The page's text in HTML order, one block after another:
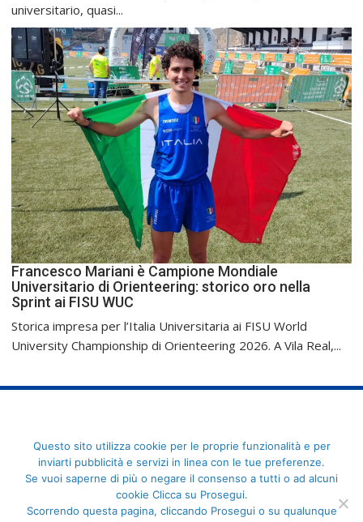
universitario, quasi...
Francesco Mariani è Campione Mondiale
Universitario di Orienteering: storico oro nella
Sprint ai FISU WUC
Storica impresa per l’Italia Universitaria ai FISU World
University Championship di Orienteering 2026. A Vila Real,...
FederCUSI: Federazione Italiana dello Sport Universitario - Via
Angelo Brofferio, 7 - 00195 Roma - C.F. 80109270589
Questo sito utilizza cookie per le proprie funzionalità e per
inviarti pubblicità e servizi in linea con le tue preferenze.
Se vuoi saperne di più o negare il consenso a tutti o ad alcuni
cookie Clicca su Prosegui.
Scorrendo questa pagina, cliccando Prosegui o su qualunque